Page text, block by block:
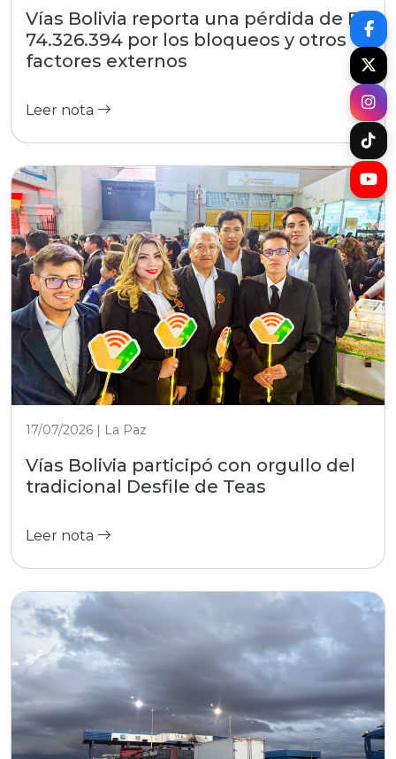
Vías Bolivia reporta una pérdida de Bs
74.326.394 por los bloqueos y otros
factores externos
Leer nota
17/07/2026 | La Paz
Vías Bolivia participó con orgullo del
tradicional Desfile de Teas
Leer nota